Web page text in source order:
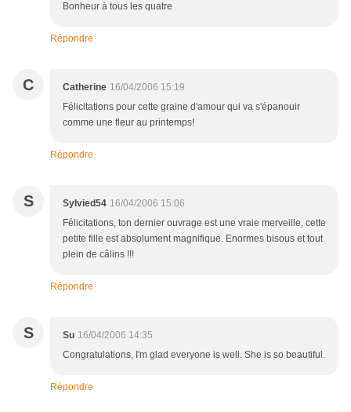
Bonheur à tous les quatre
Répondre
C Catherine 16/04/2006 15:19
Félicitations pour cette graine d'amour qui va s'épanouir
comme une fleur au printemps!
Répondre
S Sylvied54 16/04/2006 15:06
Félicitations, ton dernier ouvrage est une vraie merveille, cette
petite fille est absolument magnifique. Enormes bisous et tout
plein de câlins !!!
Répondre
S Su 16/04/2006 14:35
Congratulations, I'm glad everyone is well. She is so beautiful.
Répondre